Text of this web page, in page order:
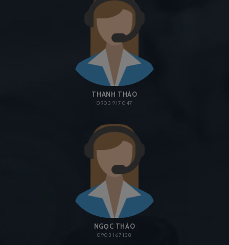
THANH THẢO
0903 917 047
NGỌC THẢO
0903 167 138